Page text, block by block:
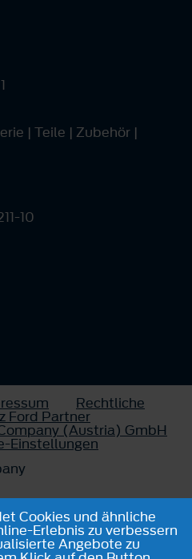
| Teile | Zubehör |
10
Rechtliche
Ford Partner
(Austria) GmbH
Einstellungen
Cookies und ähnliche
Erlebnis zu verbessern
Angebote zu